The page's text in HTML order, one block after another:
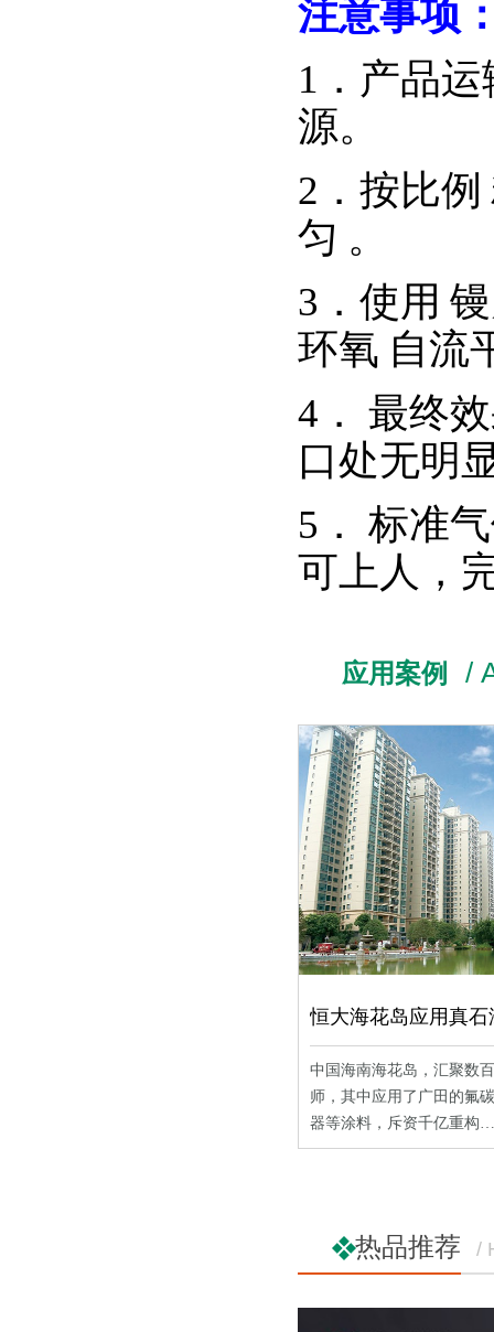
注意事项
1． 产品
源。
2 ． 按比例
匀 。
3 ． 使用
环氧 自流
4 ． 最终
口处无明
5 ． 标准
可上人，
应用案例 /
中国海南海花岛，汇聚数
师，其中应用了广田的氟
器等涂料，斥资千亿重构…
热品推荐 /